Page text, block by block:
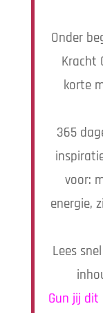
Onder
Kracht
korte
365
voor:
energie,
Lees
Gun jij